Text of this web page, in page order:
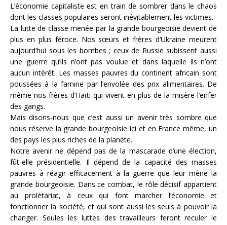
L’économie capitaliste est en train de sombrer dans le chaos
dont les classes populaires seront inévitablement les victimes.
La lutte de classe menée par la grande bourgeoisie devient de
plus en plus féroce. Nos sœurs et frères d’Ukraine meurent
aujourd’hui sous les bombes ; ceux de Russie subissent aussi
une guerre qu’ils n’ont pas voulue et dans laquelle ils n’ont
aucun intérêt. Les masses pauvres du continent africain sont
poussées à la famine par l’envolée des prix alimentaires. De
même nos frères d’Haïti qui vivent en plus de la misère l’enfer
des gangs.
Mais disons-nous que c’est aussi un avenir très sombre que
nous réserve la grande bourgeoisie ici et en France même, un
des pays les plus riches de la planète.
Notre avenir ne dépend pas de la mascarade d’une élection,
fût-elle présidentielle. Il dépend de la capacité des masses
pauvres à réagir efficacement à la guerre que leur mène la
grande bourgeoisie. Dans ce combat, le rôle décisif appartient
au prolétariat, à ceux qui font marcher l’économie et
fonctionner la société, et qui sont aussi les seuls à pouvoir la
changer. Seules les luttes des travailleurs feront reculer le